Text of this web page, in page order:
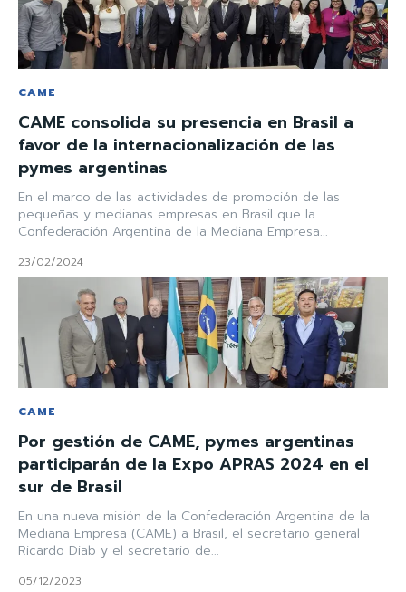
CAME
CAME consolida su presencia en Brasil a
favor de la internacionalización de las
pymes argentinas
En el marco de las actividades de promoción de las
pequeñas y medianas empresas en Brasil que la
Confederación Argentina de la Mediana Empresa...
23/02/2024
CAME
Por gestión de CAME, pymes argentinas
participarán de la Expo APRAS 2024 en el
sur de Brasil
En una nueva misión de la Confederación Argentina de la
Mediana Empresa (CAME) a Brasil, el secretario general
Ricardo Diab y el secretario de...
05/12/2023